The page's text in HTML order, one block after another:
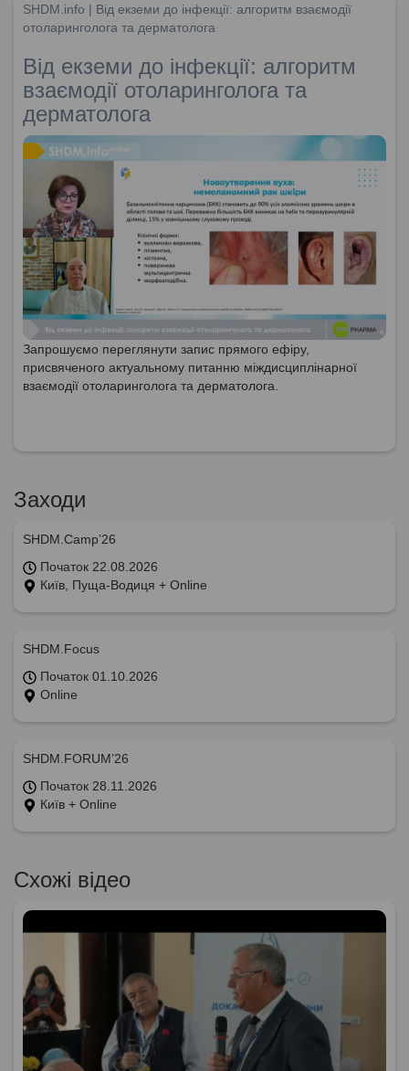
SHDM.info | Від екземи до інфекції: алгоритм взаємодії
отоларинголога та дерматолога
Від екземи до інфекції: алгоритм
взаємодії отоларинголога та
дерматолога
Запрошуємо переглянути запис прямого ефіру,
присвяченого актуальному питанню міждисциплінарної
взаємодії отоларинголога та дерматолога.
Заходи
SHDM.Camp’26
Початок 22.08.2026
Київ, Пуща-Водиця + Online
SHDM.Focus
Початок 01.10.2026
Online
SHDM.FORUM’26
Початок 28.11.2026
Київ + Online
Схожі відео